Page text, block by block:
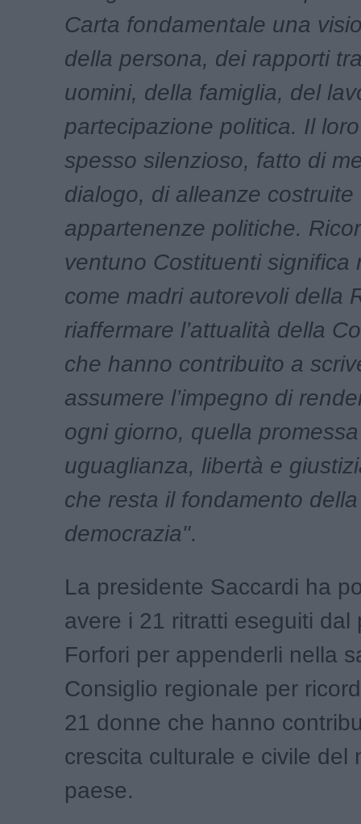
Carta fondamentale una
della persona, dei rapporti
uomini, della famiglia, del
partecipazione politica. Il
spesso silenzioso, fatto di
dialogo, di alleanze costruite
appartenenze politiche.
ventuno Costituenti significa
come madri autorevoli della
riaffermare l’attualità della
che hanno contribuito a
assumere l’impegno di
ogni giorno, quella
uguaglianza, libertà e
che resta il fondamento
democrazia".
La presidente Saccardi ha
avere i 21 ritratti eseguiti dal
Forfori per appenderli nella
Consiglio regionale per
21 donne che hanno
crescita culturale e civile del
paese.